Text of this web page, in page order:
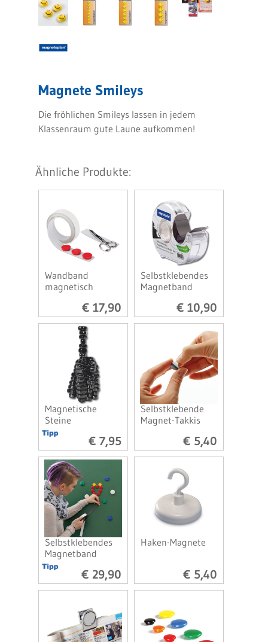
Magnete Smileys
Die fröhlichen Smileys lassen in jedem
Klassenraum gute Laune aufkommen!
Ähnliche Produkte:
Wandband
magnetisch
€ 17,90
Selbstklebendes
Magnetband
€ 10,90
Magnetische
Steine
€ 7,95
Selbstklebende
Magnet-Takkis
€ 5,40
Selbstklebendes
Magnetband
€ 29,90
Haken-Magnete
€ 5,40